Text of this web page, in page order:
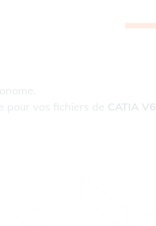
pour vos fichiers de CATIA